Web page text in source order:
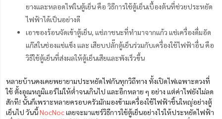
ยางและหลอดไฟในตู้เย็น คือ วิธีการใช้ตู้เย็นเบื้องต้นที่ช่วยประหยัด
ไฟฟ้าได้เป็นอย่างดี
เอาของร้อนจัดเข้าตู้เย็น, แช่ภาชนะที่ทำมาจากแก้ว แช่เครื่องดื่มอัด
แก๊สในช่องแช่แข็ง และ เสียบปลั๊กตู้เย็นร่วมกับเครื่องใช้ไฟฟ้าอื่น คือ
วิธีใช้ตู้เย็นที่ส่งผลให้ตู้เย็นเสียและพังเร็วขึ้น
หลายบ้านคงเคยพยายามประหยัดไฟกันทุกวิถีทาง ทั้งเปิดไฟเฉพาะดวงที่
ใช้ ตั้งอุณหภูมิแอร์ไม่ให้ต่ำจนเกินไป และอีกหลาย ๆ อย่าง แต่ค่าไฟยังไม่ลด
สักที! นั้นก็เพราะหลายครอบครัวมักมองข้ามเครื่องใช้ไฟฟ้าชิ้นใหญ่อย่างตู้
เย็นไป วันนี้NocNocเลยจะมาแชร์วิธีการใช้ตู้เย็นอย่างไรให้ประหยัดไฟฟ้า